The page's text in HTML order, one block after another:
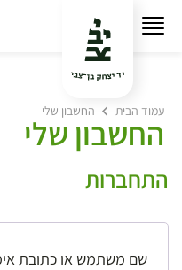
עמוד הבית החשבון שלי
החשבון שלי
התחברות
שם משתמש או כתובת